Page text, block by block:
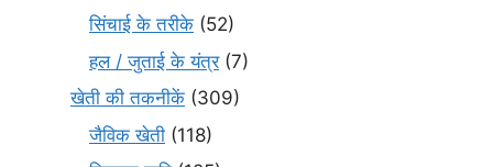
सिंचाई के तरीके (52)
हल / जुताई के यंत्र(7)
खेती की तकनीकें (309)
जैविक खेती (118)